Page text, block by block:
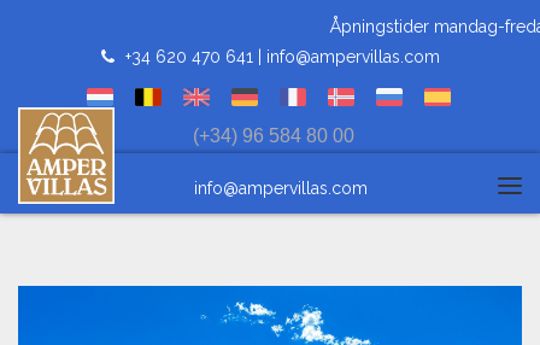
Åpningstider mandag-
+34 620 470 641 | info@ampervillas.com
(+34) 96 584 80 00
info@ampervillas.com